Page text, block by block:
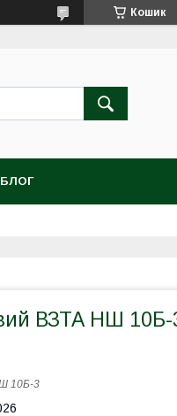
Кошик
БЛОГ
ВЗТА НШ 10Б-
10Б-3